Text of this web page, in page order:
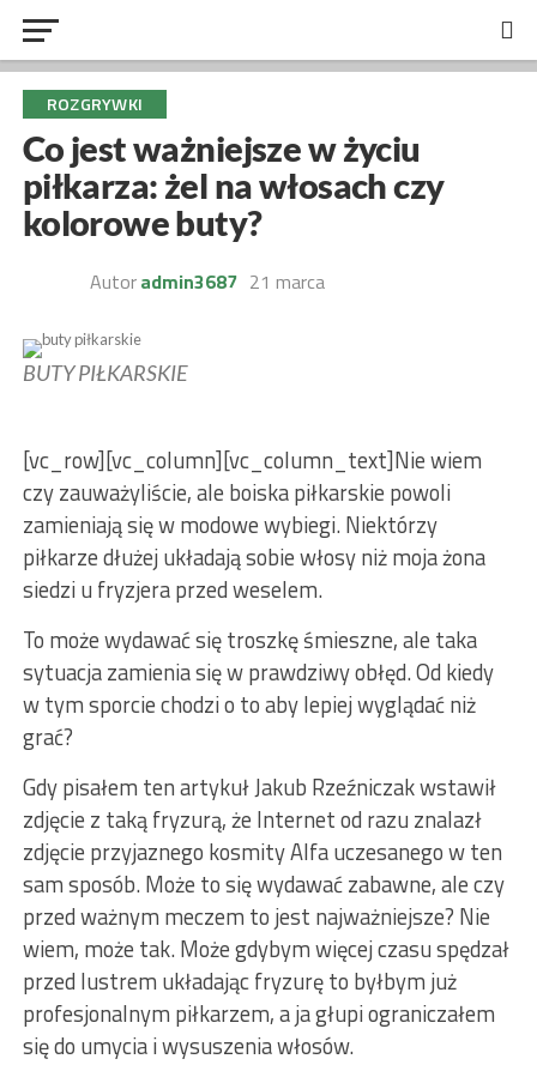
ROZGRYWKI
Co jest ważniejsze w życiu
piłkarza: żel na włosach czy
kolorowe buty?
Autoradmin3687 21 marca
BUTY PIŁKARSKIE
[vc_row][vc_column][vc_column_text]Nie wiem
czy zauważyliście, ale boiska piłkarskie powoli
zamieniają się w modowe wybiegi. Niektórzy
piłkarze dłużej układają sobie włosy niż moja żona
siedzi u fryzjera przed weselem.
To może wydawać się troszkę śmieszne, ale taka
sytuacja zamienia się w prawdziwy obłęd. Od kiedy
w tym sporcie chodzi o to aby lepiej wyglądać niż
grać?
Gdy pisałem ten artykuł Jakub Rzeźniczak wstawił
zdjęcie z taką fryzurą, że Internet od razu znalazł
zdjęcie przyjaznego kosmity Alfa uczesanego w ten
sam sposób. Może to się wydawać zabawne, ale czy
przed ważnym meczem to jest najważniejsze? Nie
wiem, może tak. Może gdybym więcej czasu spędzał
przed lustrem układając fryzurę to byłbym już
profesjonalnym piłkarzem, a ja głupi ograniczałem
się do umycia i wysuszenia włosów.